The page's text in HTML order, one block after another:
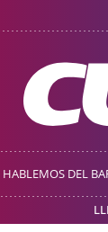
HABLEMOS DEL